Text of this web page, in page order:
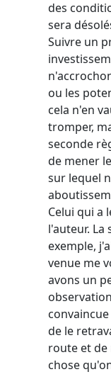
des
sera
Suivre un
ou les
cela n'en
tromper,
seconde
de mener
sur lequel
Celui qui a
l'auteur. La
exemple,
venue me
avons un
de le
route et de
chose